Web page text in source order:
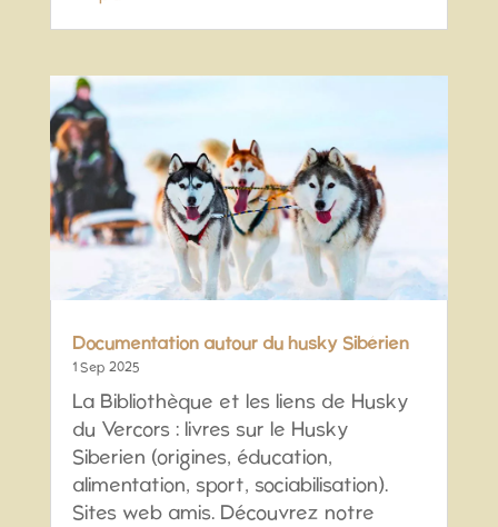
Documentation autour du husky Sibérien
1 Sep 2025
La Bibliothèque et les liens de Husky
du Vercors : livres sur le Husky
Siberien (origines, éducation,
alimentation, sport, sociabilisation).
Sites web amis. Découvrez notre